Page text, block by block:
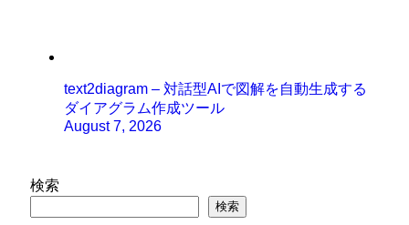
text2diagram – 対話型AIで図解を自動生成する
ダイアグラム作成ツール
August 7, 2026
検索
検索